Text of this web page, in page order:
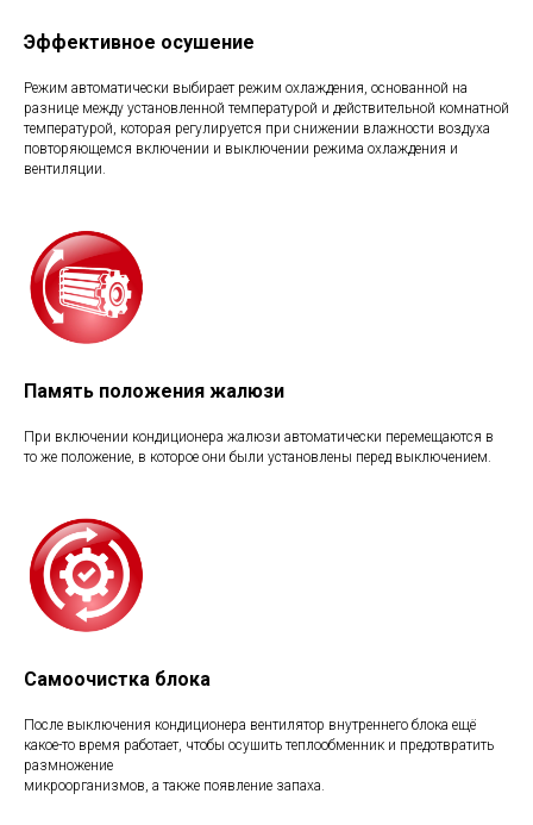
Эффективное осушение
Режим автоматически выбирает режим охлаждения, основанной на
разнице между установленной температурой и действительной комнатной
температурой, которая регулируется при снижении влажности воздуха
повторяющемся включении и выключении режима охлаждения и
вентиляции.
Память положения жалюзи
При включении кондиционера жалюзи автоматически перемещаются в
то же положение, в которое они были установлены перед выключением.
Самоочистка блока
После выключения кондиционера вентилятор внутреннего блока ещё
какое-то время работает, чтобы осушить теплообменник и предотвратить
размножение
микроорганизмов, а также появление запаха.